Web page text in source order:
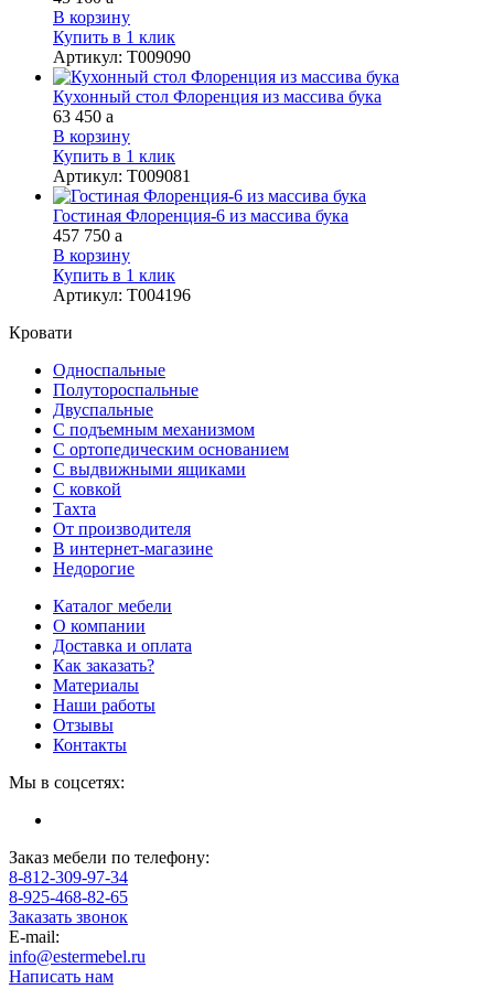
В корзину
Купить в 1 клик
Артикул: Т009090
Кухонный стол Флоренция из массива бука
63 450 a
В корзину
Купить в 1 клик
Артикул: Т009081
Гостиная Флоренция-6 из массива бука
457 750 a
В корзину
Купить в 1 клик
Артикул: Т004196
Кровати
Односпальные
Полутороспальные
Двуспальные
С подъемным механизмом
С ортопедическим основанием
С выдвижными ящиками
С ковкой
Тахта
От производителя
В интернет-магазине
Недорогие
Каталог мебели
О компании
Доставка и оплата
Как заказать?
Материалы
Наши работы
Отзывы
Контакты
Мы в соцсетях:
Заказ мебели по телефону:
8-812-309-97-34
8-925-468-82-65
Заказать звонок
E-mail:
info@estermebel.ru
Написать нам